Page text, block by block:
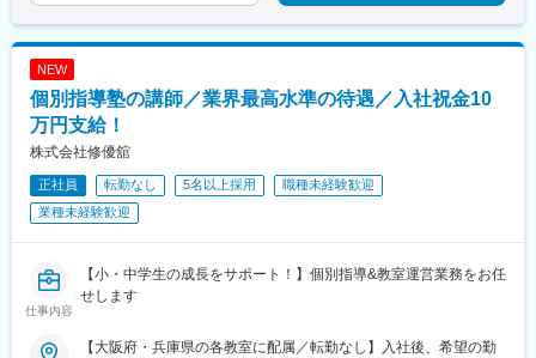
NEW
個別指導塾の講師／業界最高水準の待遇／入社祝金10
万円支給！
株式会社修優舘
正社員 転勤なし 5名以上採用
職種未経験歓迎
業種未経験歓迎
仕事内容
【小・中学生の成長をサポート！】個別指導&教室運営業務をお任
せします
【大阪府・兵庫県の各教室に配属／転勤なし】入社後、希望の勤